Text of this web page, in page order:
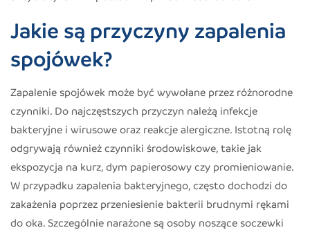
Jakie są przyczyny zapalenia
spojówek?
Zapalenie spojówek może być wywołane przez różnorodne
czynniki. Do najczęstszych przyczyn należą infekcje
bakteryjne i wirusowe oraz reakcje alergiczne. Istotną rolę
odgrywają również czynniki środowiskowe, takie jak
ekspozycja na kurz, dym papierosowy czy promieniowanie.
W przypadku zapalenia bakteryjnego, często dochodzi do
zakażenia poprzez przeniesienie bakterii brudnymi rękami
do oka. Szczególnie narażone są osoby noszące soczewki